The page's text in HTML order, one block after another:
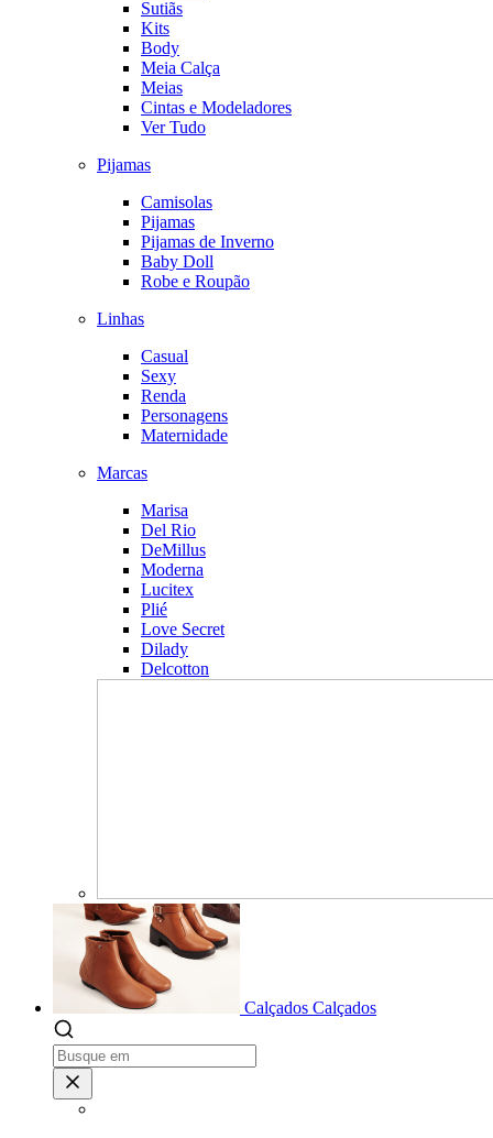
Sutiãs
Kits
Body
Meia Calça
Meias
Cintas e Modeladores
Ver Tudo
Pijamas
Camisolas
Pijamas
Pijamas de Inverno
Baby Doll
Robe e Roupão
Linhas
Casual
Sexy
Renda
Personagens
Maternidade
Marcas
Marisa
Del Rio
DeMillus
Moderna
Lucitex
Plié
Love Secret
Dilady
Delcotton
Calçados Calçados